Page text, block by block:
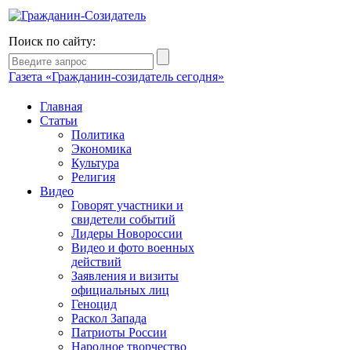
Поиск по сайту:
Газета «Гражданин-созидатель сегодня»
Главная
Статьи
Политика
Экономика
Культура
Религия
Видео
Говорят участники и
свидетели событий
Лидеры Новороссии
Видео и фото военных
действий
Заявления и визиты
официальных лиц
Геноцид
Раскол Запада
Патриоты России
Народное творчество